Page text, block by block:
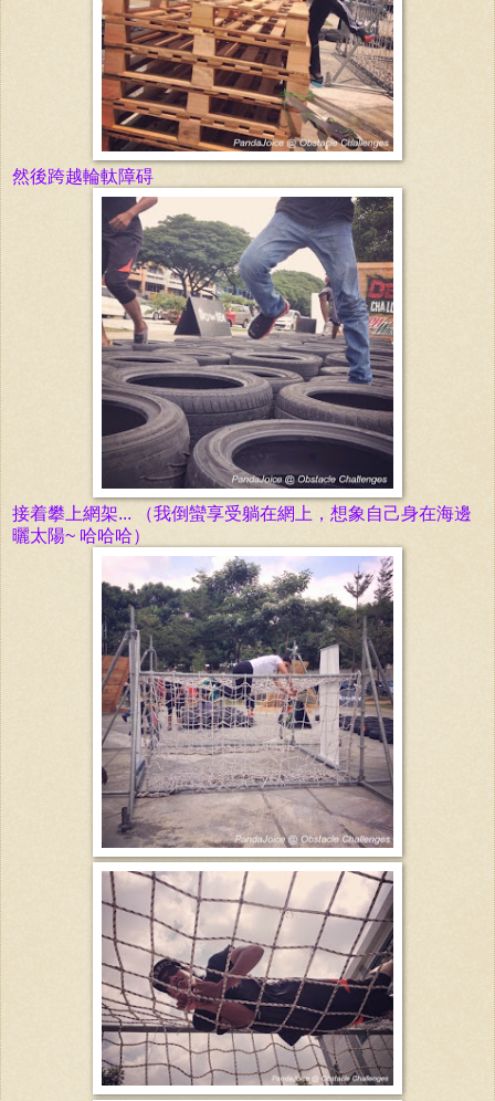
然後跨越輪軚障碍
接着攀上網架... （我倒蠻享受躺在網上，想象自己身在海邊
曬太陽~ 哈哈哈）